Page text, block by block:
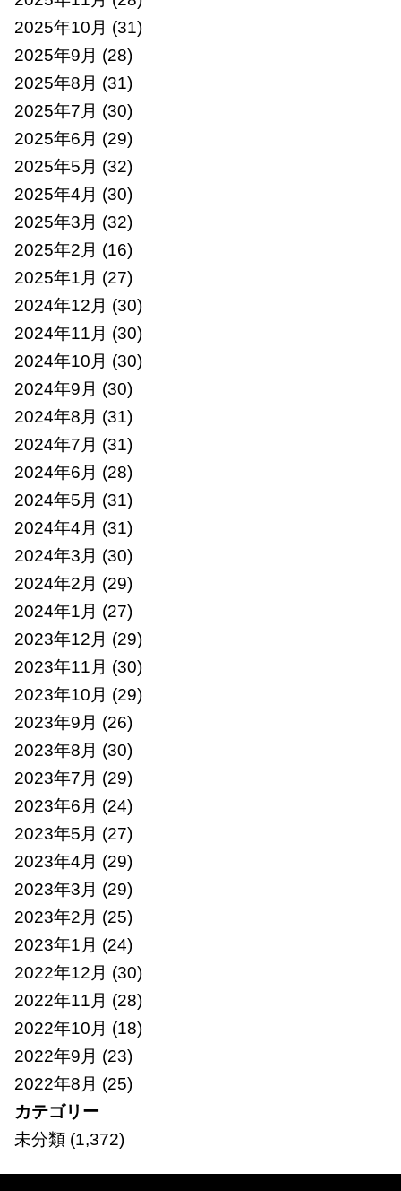
2025年10月 (31)
2025年9月 (28)
2025年8月 (31)
2025年7月 (30)
2025年6月 (29)
2025年5月 (32)
2025年4月 (30)
2025年3月 (32)
2025年2月 (16)
2025年1月 (27)
2024年12月 (30)
2024年11月 (30)
2024年10月 (30)
2024年9月 (30)
2024年8月 (31)
2024年7月 (31)
2024年6月 (28)
2024年5月 (31)
2024年4月 (31)
2024年3月 (30)
2024年2月 (29)
2024年1月 (27)
2023年12月 (29)
2023年11月 (30)
2023年10月 (29)
2023年9月 (26)
2023年8月 (30)
2023年7月 (29)
2023年6月 (24)
2023年5月 (27)
2023年4月 (29)
2023年3月 (29)
2023年2月 (25)
2023年1月 (24)
2022年12月 (30)
2022年11月 (28)
2022年10月 (18)
2022年9月 (23)
2022年8月 (25)
カテゴリー
未分類(1,372)